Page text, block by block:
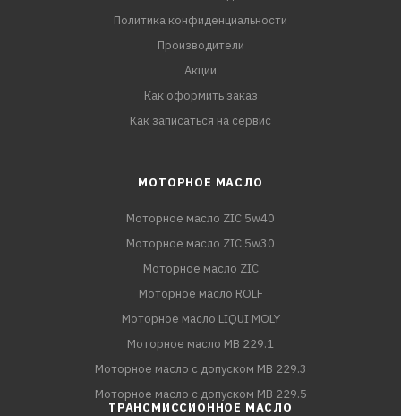
Политика конфиденциальности
Производители
Акции
Как оформить заказ
Как записаться на сервис
МОТОРНОЕ МАСЛО
Моторное масло ZIC 5w40
Моторное масло ZIC 5w30
Моторное масло ZIC
Моторное масло ROLF
Моторное масло LIQUI MOLY
Моторное масло MB 229.1
Моторное масло с допуском MB 229.3
Моторное масло с допуском MB 229.5
ТРАНСМИССИОННОЕ МАСЛО